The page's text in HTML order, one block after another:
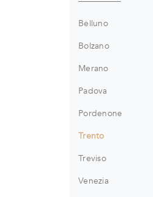
Belluno
Bolzano
Merano
Padova
Pordenone
Trento
Treviso
Venezia